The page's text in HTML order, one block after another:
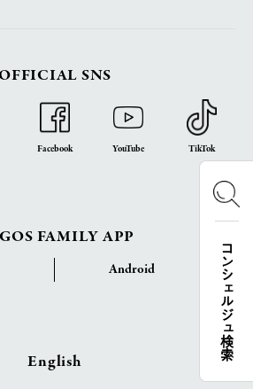
コンシェルジュ検索
SNS
Facebook YouTube TikTok
FAMILY APP
Android
English